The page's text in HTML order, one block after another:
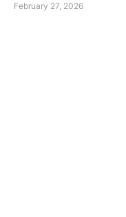
February 27, 2026